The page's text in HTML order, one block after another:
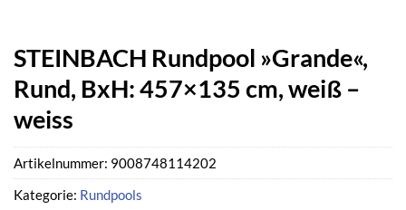
STEINBACH Rundpool »Grande«,
Rund, BxH: 457×135 cm, weiß –
weiss
Artikelnummer: 9008748114202
Kategorie: Rundpools